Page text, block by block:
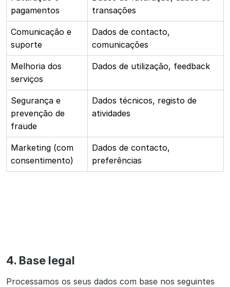
pagamentos
transações
Comunicação e
suporte
Dados de contacto,
comunicações
Melhoria dos
serviços
Dados de utilização, feedback
Segurança e
prevenção de
fraude
Dados técnicos, registo de
atividades
Marketing (com
consentimento)
Dados de contacto,
preferências
4. Base legal
Processamos os seus dados com base nos seguintes